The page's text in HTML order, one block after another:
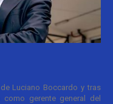
Luciano Boccardo y tras
gerente general del